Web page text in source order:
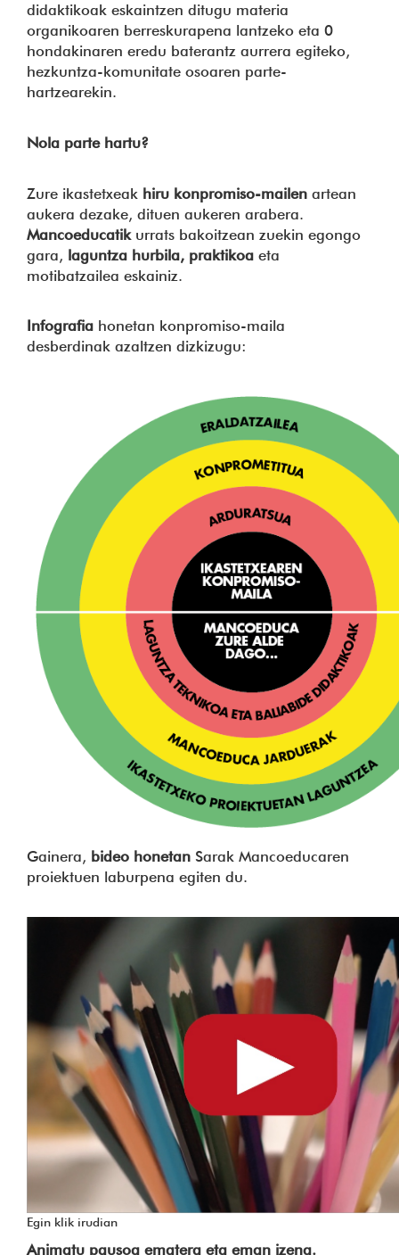
didaktikoak eskaintzen ditugu materia
organikoaren berreskurapena lantzeko eta 0
hondakinaren eredu baterantz aurrera egiteko,
hezkuntza-komunitate osoaren parte-
hartzearekin.
Nola parte hartu?
Zure ikastetxeak hiru konpromiso-mailen artean
aukera dezake, dituen aukeren arabera.
Mancoeducatikurrats bakoitzean zuekin egongo
gara, laguntza hurbila, praktikoa eta
motibatzailea eskainiz.
Infografia honetan konpromiso-maila
desberdinak azaltzen dizkizugu:
Gainera, bideo honetan Sarak Mancoeducaren
proiektuen laburpena egiten du.
Egin klik irudian
Animatu pausoa ematera eta eman izena.